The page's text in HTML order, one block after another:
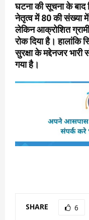
घटना की सूचना के बाद
नेतृत्व में 80 की संख्या में
लेकिन आक्रोशित
रोक दिया है। हालांकि
सुरक्षा के मद्देनजर
गया है।
SHARE 6